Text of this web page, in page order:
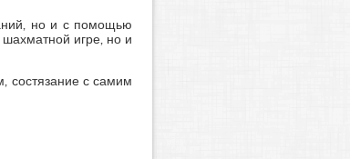
но и с помощью
игре, но и
состязание с самим